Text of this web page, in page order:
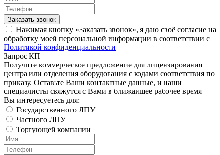
Заказать звонок
Нажимая кнопку «Заказать звонок», я даю своё согласие на
обработку моей персональной информации в соответствии с
Политикой конфиденциальности
Запрос КП
Получите коммерческое предложение для лицензирования
центра или отделения оборудования с кодами соответствия по
приказу. Оставьте Ваши контактные данные, и наши
специалисты свяжутся с Вами в ближайшее рабочее время
Вы интересуетесь для:
Государственного ЛПУ
Частного ЛПУ
Торгующей компании